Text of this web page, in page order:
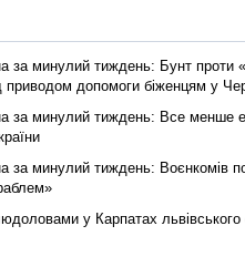
за минулий тиждень: Бунт проти
приводом допомоги біженцям у
за минулий тиждень: Все менше
за минулий тиждень: Воєнкомів
у Карпатах
Спільний